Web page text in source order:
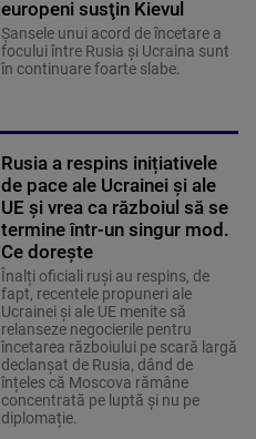
europeni susţin Kievul
Şansele unui acord de încetare a
focului între Rusia şi Ucraina sunt
în continuare foarte slabe.
Rusia a respins inițiativele
de pace ale Ucrainei și ale
UE și vrea ca războiul să se
termine într-un singur mod.
Ce dorește
Înalți oficiali ruși au respins, de
fapt, recentele propuneri ale
Ucrainei și ale UE menite să
relanseze negocierile pentru
încetarea războiului pe scară largă
declanșat de Rusia, dând de
înțeles că Moscova rămâne
concentrată pe luptă și nu pe
diplomație.